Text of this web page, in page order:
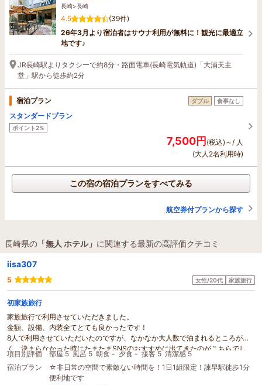
長崎>長崎
4.5
(39件)
26年3月より宿泊者はサウナ利用が無料に！観光に最適立
地です♪
JR長崎駅よりタクシーで約8分・路面電車(長崎電気軌道)「大浦天主
堂」駅から徒歩約2分
宿泊プラン ダブル 食事なし
スタンダードプラン
ポイント2%
7,500円(税込)～/ 人
(大人2名利用時)
この宿の宿泊プランをすべてみる
航空券付プランから探す
長崎県の 「無人 ホテル」 に関連する最新の高評価クチコミ
iisa307
5 女性/20代 家族旅行
初家族旅行
家族旅行で利用させていただきました。
金額、設備、内装全てとても良かったです！
8人で利用させていただいたのですが、なかなか大人数で泊まれるところがな
く、決まらなかった時にたまたまSNSのおすすめに出てきたのがこちらでし
た。
金額と設備がみんなの要望に合っていて即ここに決めました。
実際泊まってみると想像以上に整っており、室内も広く、大人数でもゆったり
項目別評価 部屋 5 風呂 5 朝食 - 夕食 - 接客 5 清潔感 5
宿泊プラン
☆非日常の空間で素敵ない時間を！1日1組限定！諫早駅徒歩1分
便利地です